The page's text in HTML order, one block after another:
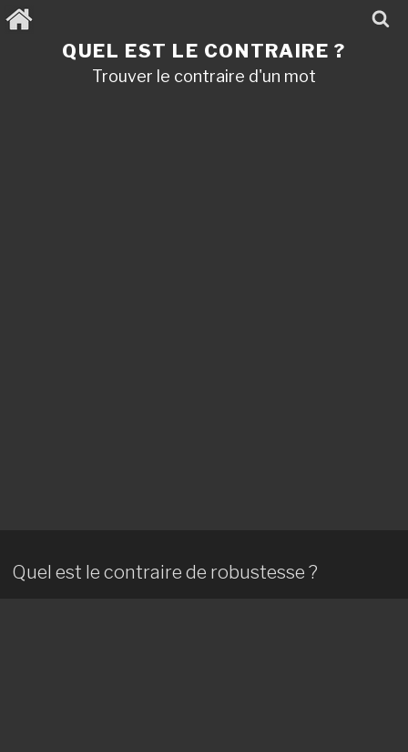
Aller
au
QUEL EST LE CONTRAIRE ?
Trouver le contraire d'un mot
Quel est le contraire de robustesse ?